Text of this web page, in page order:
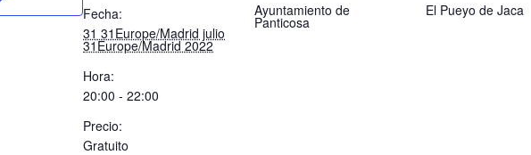
Fecha:
31 31Europe/Madrid julio
31Europe/Madrid 2022
Hora:
20:00 - 22:00
Precio:
Gratuito
Ayuntamiento de
Panticosa
El Pueyo de Jaca